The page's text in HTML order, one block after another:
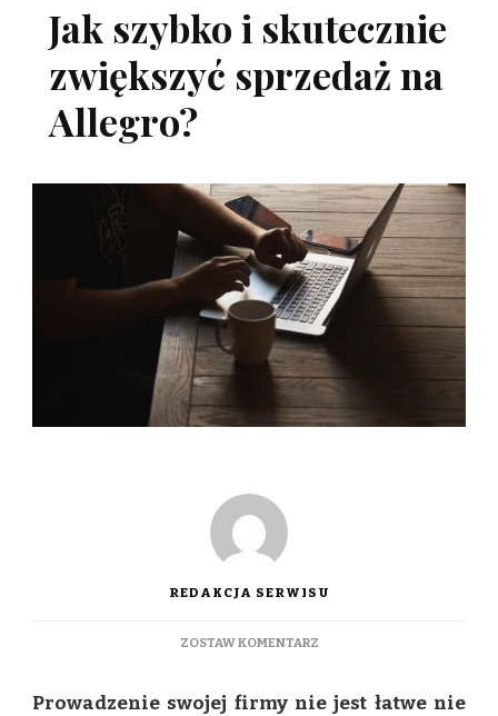
Jak szybko i skutecznie
zwiększyć sprzedaż na
Allegro?
REDAKCJA SERWISU
ZOSTAW KOMENTARZDO
I
Prowadzenie swojej firmy nie jest łatwe nie